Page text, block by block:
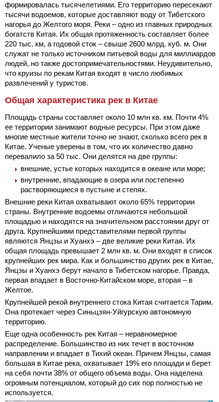
формировалась тысячелетиями. Его территорию пересекают
тысячи водоемов, которые доставляют воду от Тибетского
нагорья до Желтого моря. Реки – одно из главных природных
богатств Китая. Их общая протяженность составляет более
220 тыс. км, а годовой сток – свыше 2600 млрд. куб. м. Они
служат не только источником питьевой воды для миллиардов
людей, но также достопримечательностями. Неудивительно,
что круизы по рекам Китая входят в число любимых
развлечений у туристов.
Общая характеристика рек в Китае
Площадь страны составляет около 10 млн кв. км. Почти 4%
ее территории занимают водные ресурсы. При этом даже
многие местные жители точно не знают, сколько всего рек в
Китае. Ученые уверены в том, что их количество давно
перевалило за 50 тыс. Они делятся на две группы:
внешние, устье которых находится в океане или море;
внутренние, впадающие в озера или постепенно
растворяющиеся в пустыне и степях.
Внешние реки Китая охватывают около 65% территории
страны. Внутренние водоемы отличаются небольшой
площадью и находятся на значительном расстоянии друг от
друга. Крупнейшими представителями первой группы
являются Янцзы и Хуанхэ – две великие реки Китая. Их
общая площадь превышает 2 млн кв. м. Они входят в список
крупнейших рек мира. Как и большинство других рек в Китае,
Янцзы и Хуанхэ берут начало в Тибетском нагорье. Правда,
первая впадает в Восточно-Китайском море, вторая – в
Желтое.
Крупнейшей рекой внутреннего стока Китая считается Тарим.
Она протекает через Синьцзян-Уйгурскую автономную
территорию.
Еще одна особенность рек Китая – неравномерное
распределение. Большинство из них течет в восточном
направлении и впадает в Тихий океан. Причем Янцзы, самая
большая в Китае река, охватывает 19% его площади и берет
на себя почти 38% от общего объема воды. Она наделена
огромным потенциалом, который до сих пор полностью не
используется.